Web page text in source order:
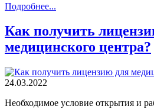
Подробнее...
Как получить
медицинского центра?
24.03.2022
Необходимое условие открытия и